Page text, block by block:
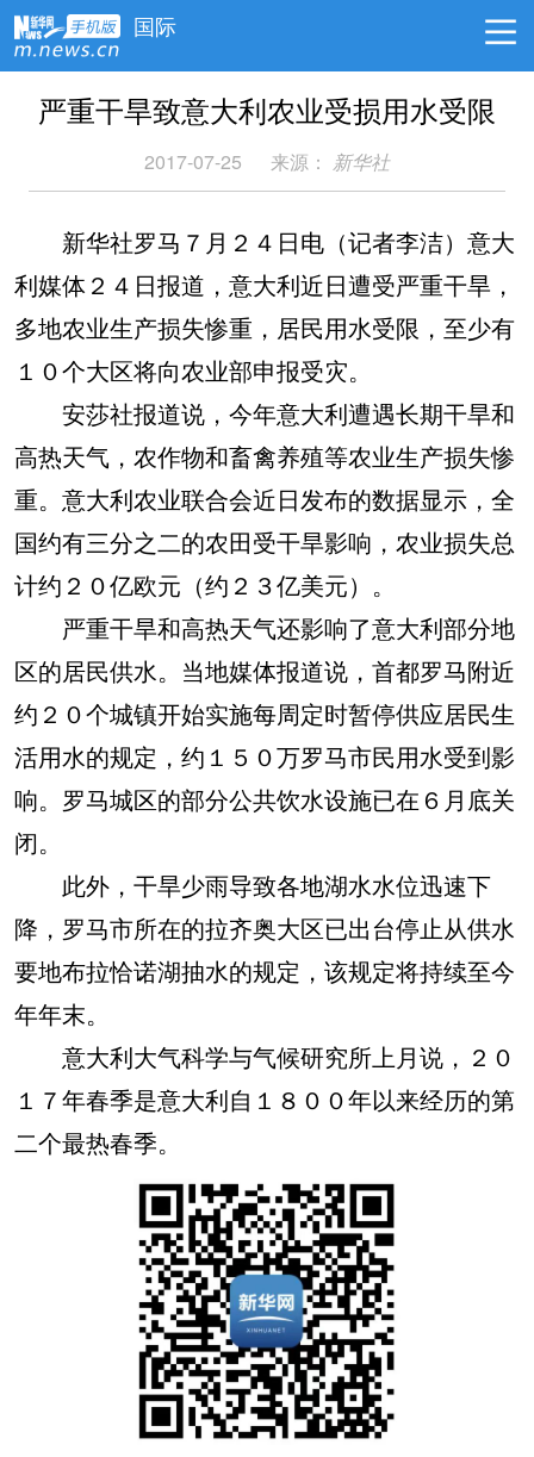
国际
严重干旱致意大利农业受损用水受限
2017-07-25 来源： 新华社
新华社罗马７月２４日电（记者李洁）意大
利媒体２４日报道，意大利近日遭受严重干旱，
多地农业生产损失惨重，居民用水受限，至少有
１０个大区将向农业部申报受灾。
安莎社报道说，今年意大利遭遇长期干旱和
高热天气，农作物和畜禽养殖等农业生产损失惨
重。意大利农业联合会近日发布的数据显示，全
国约有三分之二的农田受干旱影响，农业损失总
计约２０亿欧元（约２３亿美元）。
严重干旱和高热天气还影响了意大利部分地
区的居民供水。当地媒体报道说，首都罗马附近
约２０个城镇开始实施每周定时暂停供应居民生
活用水的规定，约１５０万罗马市民用水受到影
响。罗马城区的部分公共饮水设施已在６月底关
闭。
此外，干旱少雨导致各地湖水水位迅速下
降，罗马市所在的拉齐奥大区已出台停止从供水
要地布拉恰诺湖抽水的规定，该规定将持续至今
年年末。
意大利大气科学与气候研究所上月说，２０
１７年春季是意大利自１８００年以来经历的第
二个最热春季。